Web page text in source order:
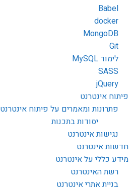
Babel
docker
MongoDB
Git
לימוד MySQL
SASS
jQuery
פיתוח אינטרנט
פתרונות ומאמרים על פיתוח אינטרנט
יסודות בתכנות
נגישות אינטרנט
חדשות אינטרנט
מידע כללי על אינטרנט
רשת האינטרנט
בניית אתרי אינטרנט